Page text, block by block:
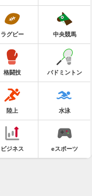
ラグビー 中央競馬
格闘技 バドミントン
陸上 水泳
ビジネス eスポーツ